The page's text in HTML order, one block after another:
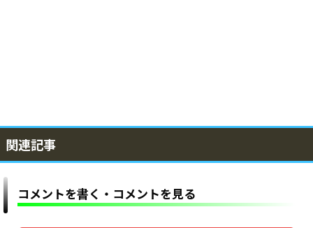
関連記事
コメントを書く・コメントを見る